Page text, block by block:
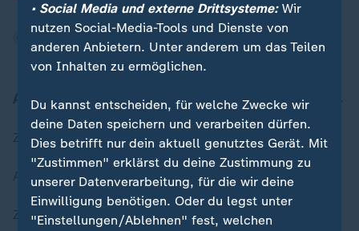
Aktuell bei ZDFheute
Zuletzt veröffentlicht
Aktuelle Sendungs-Videos
ZDFheute Stories
• Social Media und externe Drittsysteme:Wir
nutzen Social-Media-Tools und Dienste von
anderen Anbietern. Unter anderem um das Teilen
von Inhalten zu ermöglichen.
Du kannst entscheiden, für welche Zwecke wir
deine Daten speichern und verarbeiten dürfen.
Dies betrifft nur dein aktuell genutztes Gerät. Mit
"Zustimmen" erklärst du deine Zustimmung zu
unserer Datenverarbeitung, für die wir deine
Einwilligung benötigen. Oder du legst unter
"Einstellungen/Ablehnen" fest, welchen